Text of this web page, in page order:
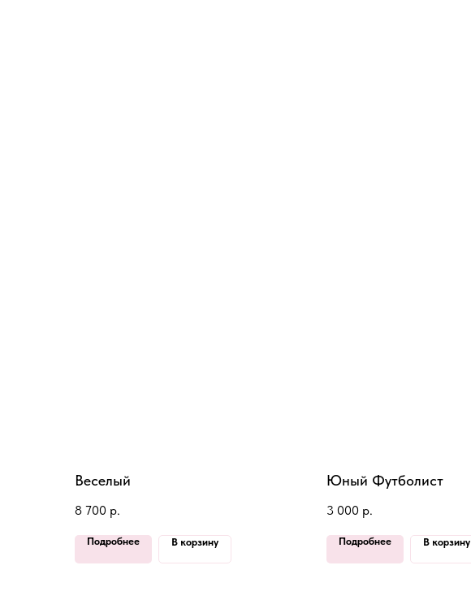
Веселый
8 700 р.
Подробнее В корзину
Юный Футболист
3 000 р.
Подробнее В корзину